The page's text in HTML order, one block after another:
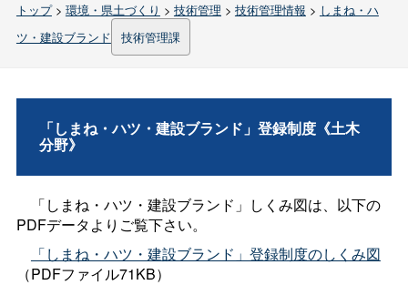
トップ> 環境・県土づくり > 技術管理 > 技術管理情報 > しまね・ハ
ツ・建設ブランド
技術管理課
「しまね・ハツ・建設ブランド」登録制度《土木
分野》
「しまね・ハツ・建設ブランド」しくみ図は、以下の
PDFデータよりご覧下さい。
「しまね・ハツ・建設ブランド」登録制度のしくみ図
（PDFファイル71KB）